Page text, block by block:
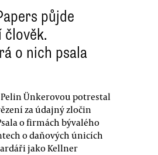
půjde
člověk.
o nich psala
Ünkerovou potrestal
za údajný zločin
o firmách bývalého
o daňových únicích
jako Kellner